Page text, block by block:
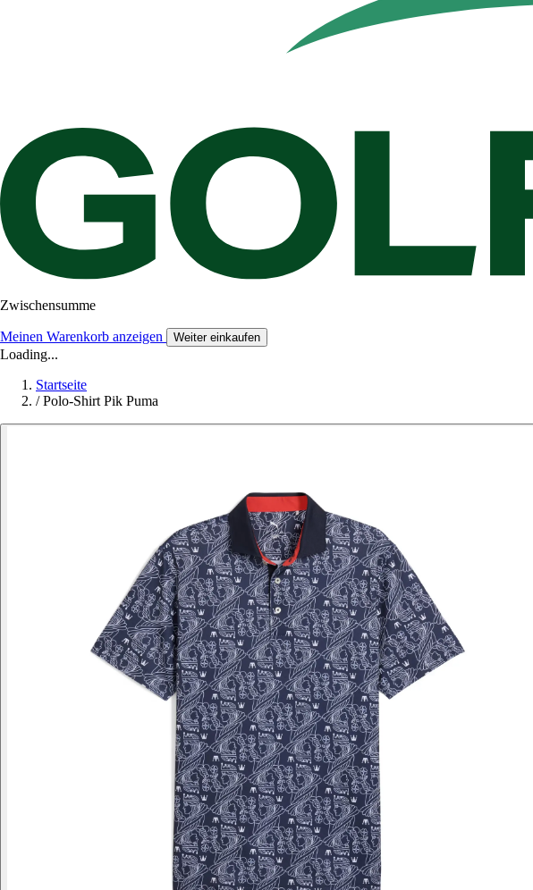
Zwischensumme
Meinen Warenkorb anzeigen Weiter einkaufen
Loading...
Startseite
/ Polo-Shirt Pik Puma